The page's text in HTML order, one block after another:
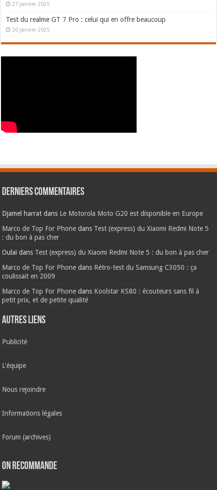
27 janvier 2025
Test du realme GT 7 Pro : celui qui en offre beaucoup
20 janvier 2025
Derniers commentaires
Djamel harrat dans Le Motorola Moto G20 est disponible en Europe
Marco de Top For Phone dans Test (express) du Xiaomi Redmi Note 5
: du bon à pas cher
Oulaïdans Test (express) du Xiaomi Redmi Note 5 : du bon à pas cher
Marco de Top For Phone dans Rétro-test du Samsung C3050 : ça
coulissait en 2009
Marco de Top For Phone dans Koolstar KS80 : écouteurs sans fil à
petit prix, et de petite qualité
AUTRES LIENS
Publicité
L'équipe
Nous rejoindre
Informations légales
Forum (archives)
ON RECOMMANDE